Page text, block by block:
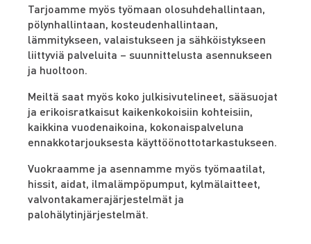
Tarjoamme myös työmaan olosuhdehallintaan,
pölynhallintaan, kosteudenhallintaan,
lämmitykseen, valaistukseen ja sähköistykseen
liittyviä palveluita – suunnittelusta asennukseen
ja huoltoon.
Meiltä saat myös koko julkisivutelineet, sääsuojat
ja erikoisratkaisut kaikenkokoisiin kohteisiin,
kaikkina vuodenaikoina, kokonaispalveluna
ennakkotarjouksesta käyttöönottotarkastukseen.
Vuokraamme ja asennamme myös työmaatilat,
hissit, aidat, ilmalämpöpumput, kylmälaitteet,
valvontakamerajärjestelmät ja
palohälytinjärjestelmät.